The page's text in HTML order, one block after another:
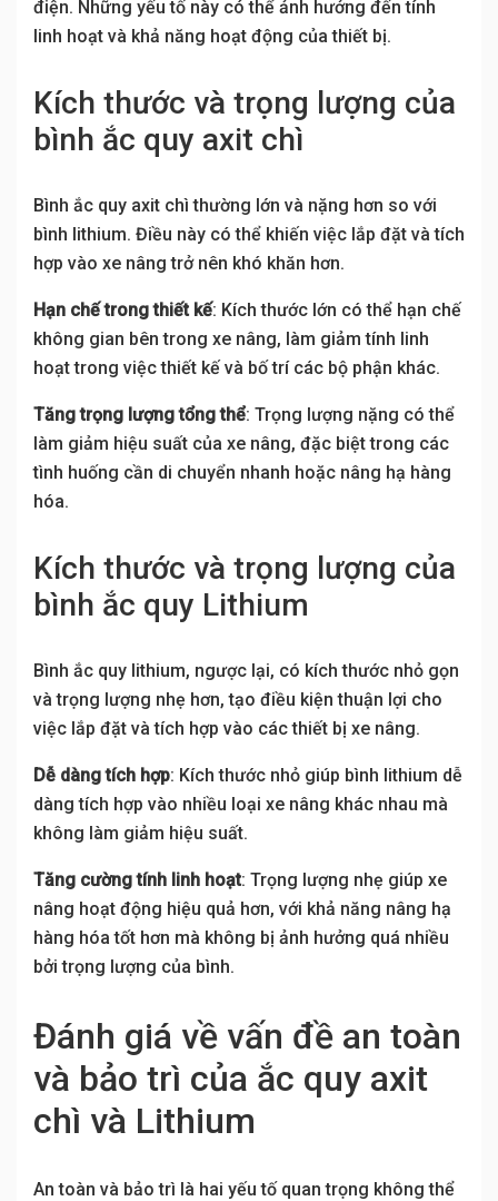
điện. Những yếu tố này có thể ảnh hưởng đến tính
linh hoạt và khả năng hoạt động của thiết bị.
Kích thước và trọng lượng của
bình ắc quy axit chì
Bình ắc quy axit chì thường lớn và nặng hơn so với
bình lithium. Điều này có thể khiến việc lắp đặt và tích
hợp vào xe nâng trở nên khó khăn hơn.
Hạn chế trong thiết kế: Kích thước lớn có thể hạn chế
không gian bên trong xe nâng, làm giảm tính linh
hoạt trong việc thiết kế và bố trí các bộ phận khác.
Tăng trọng lượng tổng thể: Trọng lượng nặng có thể
làm giảm hiệu suất của xe nâng, đặc biệt trong các
tình huống cần di chuyển nhanh hoặc nâng hạ hàng
hóa.
Kích thước và trọng lượng của
bình ắc quy Lithium
Bình ắc quy lithium, ngược lại, có kích thước nhỏ gọn
và trọng lượng nhẹ hơn, tạo điều kiện thuận lợi cho
việc lắp đặt và tích hợp vào các thiết bị xe nâng.
Dễ dàng tích hợp: Kích thước nhỏ giúp bình lithium dễ
dàng tích hợp vào nhiều loại xe nâng khác nhau mà
không làm giảm hiệu suất.
Tăng cường tính linh hoạt: Trọng lượng nhẹ giúp xe
nâng hoạt động hiệu quả hơn, với khả năng nâng hạ
hàng hóa tốt hơn mà không bị ảnh hưởng quá nhiều
bởi trọng lượng của bình.
Đánh giá về vấn đề an toàn
và bảo trì của ắc quy axit
chì và Lithium
An toàn và bảo trì là hai yếu tố quan trọng không thể